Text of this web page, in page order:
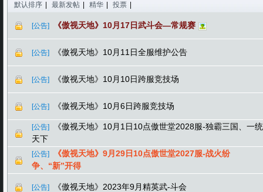
默认排序 最新发帖 精华 投票
[公告] 《傲视天地》10月17日武斗会—常规赛
[公告] 《傲视天地》10月11日全服维护公告
[公告] 《傲视天地》10月10日跨服竞技场
[公告] 《傲视天地》10月6日跨服竞技场
[公告]
《傲视天地》10月1日10点傲世堂2028服-独霸三国、一统
天下
[公告]
《傲视天地》9月29日10点傲世堂2027服-战火纷
争、“新”开得
[公告] 《傲视天地》2023年9月精英武-斗会